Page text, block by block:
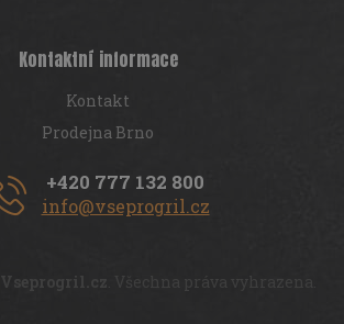
Kontaktní informace
Kontakt
Prodejna Brno
+420 777 132 800
info@vseprogril.cz
Vseprogril.cz . Všechna práva vyhrazena.